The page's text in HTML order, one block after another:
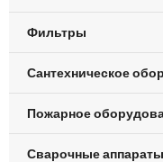
Фильтры
Сантехническое
Пожарное
Сварочные аппараты